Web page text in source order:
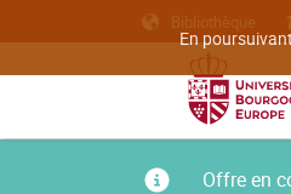
En
Bibliothèque
Offre en